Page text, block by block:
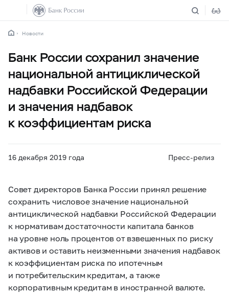
Новости
Банк России сохранил значение
национальной антициклической
надбавки Российской Федерации
и значения надбавок
к коэффициентам риска
16 декабря 2019 года Пресс-релиз
Совет директоров Банка России принял решение
сохранить числовое значение национальной
антициклической надбавки Российской Федерации
к нормативам достаточности капитала банков
на уровне ноль процентов от взвешенных по риску
активов и оставить неизменными значения надбавок
к коэффициентам риска по ипотечным
и потребительским кредитам, а также
корпоративным кредитам в иностранной валюте.